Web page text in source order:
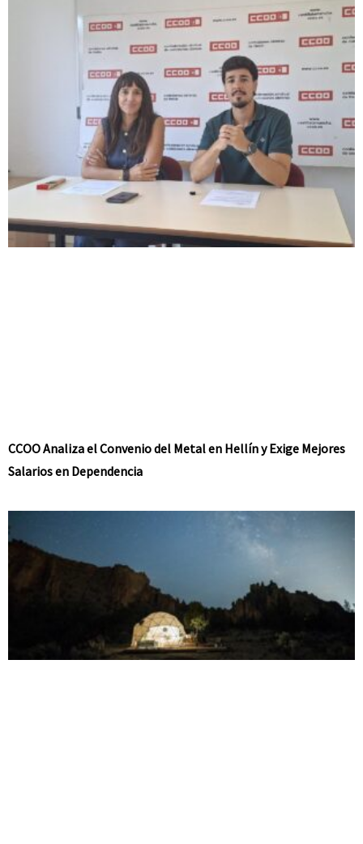
CCOO Analiza el Convenio del Metal en Hellín y Exige Mejores
Salarios en Dependencia